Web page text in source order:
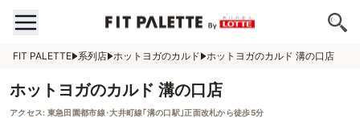
FIT PALETTE 系列店 ホットヨガのカルド ホットヨガのカルド 溝の口店
ホットヨガのカルド 溝の口店
アクセス: 東急田園都市線･大井町線｢溝の口駅｣正面改札から徒歩5分